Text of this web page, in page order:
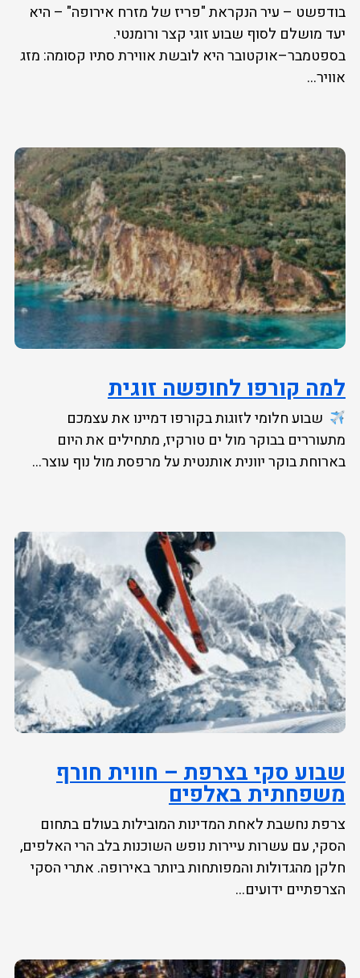
בודפשט – עיר הנקראת "פריז של מזרח אירופה" – היא
יעד מושלם לסוף שבוע זוגי קצר ורומנטי.
בספטמבר–אוקטובר היא לובשת אווירת סתיו קסומה: מזג
אוויר...
למה קורפו לחופשה זוגית
שבוע חלומי לזוגות בקורפו דמיינו את עצמכם
מתעוררים בבוקר מול ים טורקיז, מתחילים את היום
בארוחת בוקר יוונית אותנטית על מרפסת מול נוף עוצר...
שבוע סקי בצרפת – חווית חורף
משפחתית באלפים
צרפת נחשבת לאחת המדינות המובילות בעולם בתחום
הסקי, עם עשרות עיירות נופש השוכנות בלב הרי האלפים,
חלקן מהגדולות והמפותחות ביותר באירופה. אתרי הסקי
הצרפתיים ידועים...